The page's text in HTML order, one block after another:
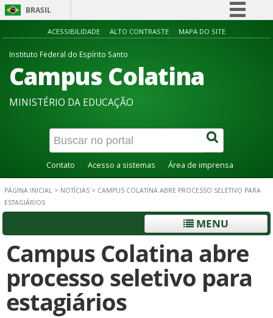
BRASIL
Simplifique!
Acesso à informação
Canais
ACESSIBILIDADE ALTO CONTRASTE MAPA DO SITE
Instituto Federal do Espírito Santo
Campus Colatina
MINISTÉRIO DA EDUCAÇÃO
Contato Acesso a sistemas Área de imprensa
PÁGINA INICIAL > NOTÍCIAS > CAMPUS COLATINA ABRE PROCESSO SELETIVO PARA
ESTAGIÁRIOS
MENU
Campus Colatina abre
processo seletivo para
estagiários